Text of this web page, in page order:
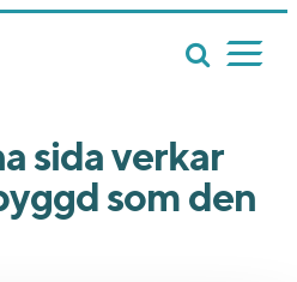
sida verkar
som den